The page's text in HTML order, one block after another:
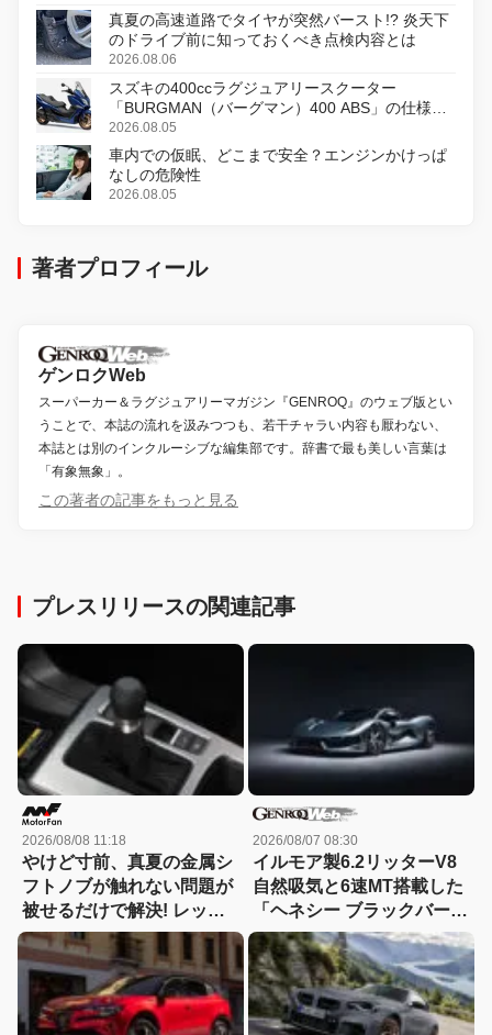
真夏の高速道路でタイヤが突然バースト!? 炎天下
のドライブ前に知っておくべき点検内容とは
2026.08.06
スズキの400ccラグジュアリースクーター
「BURGMAN（バーグマン）400 ABS」の仕様を
変更し、8月18日に発売
2026.08.05
車内での仮眠、どこまで安全？エンジンかけっぱ
なしの危険性
2026.08.05
著者プロフィール
ゲンロクWeb
スーパーカー＆ラグジュアリーマガジン『GENROQ』のウェブ版とい
うことで、本誌の流れを汲みつつも、若干チャラい内容も厭わない、
本誌とは別のインクルーシブな編集部です。辞書で最も美しい言葉は
「有象無象」。
この著者の記事をもっと見る
プレスリリースの関連記事
2026/08/08 11:18
やけど寸前、真夏の金属シ
フトノブが触れない問題が
被せるだけで解決! レッツ
ォのシリコンカバーが夏も
冬も快適すぎる! 【CAR
MONO図鑑】
2026/08/07 08:30
イルモア製6.2リッターV8
自然吸気と6速MT搭載した
「ヘネシー ブラックバー
ド」がデビュー【動画】